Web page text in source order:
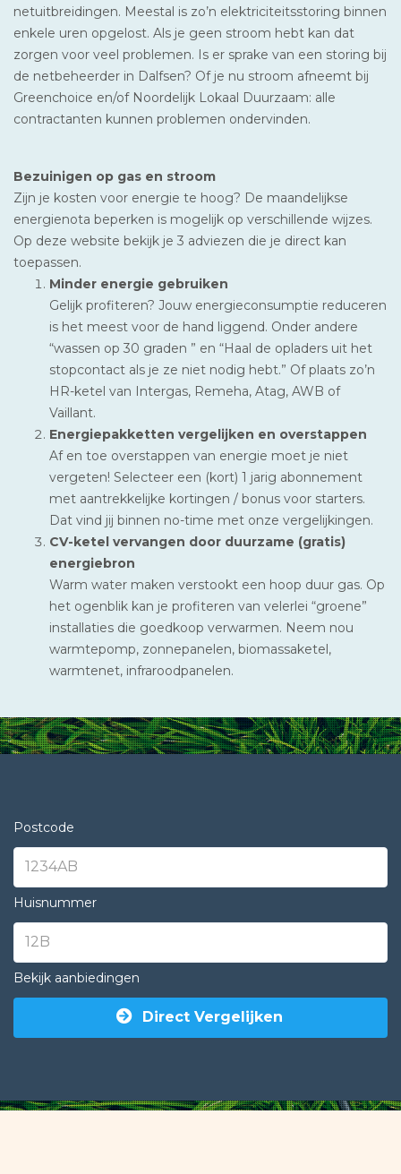
netuitbreidingen. Meestal is zo’n elektriciteitsstoring binnen
enkele uren opgelost. Als je geen stroom hebt kan dat
zorgen voor veel problemen. Is er sprake van een storing bij
de netbeheerder in Dalfsen? Of je nu stroom afneemt bij
Greenchoice en/of Noordelijk Lokaal Duurzaam: alle
contractanten kunnen problemen ondervinden.
Bezuinigen op gas en stroom
Zijn je kosten voor energie te hoog? De maandelijkse
energienota beperken is mogelijk op verschillende wijzes.
Op deze website bekijk je 3 adviezen die je direct kan
toepassen.
Minder energie gebruiken
Gelijk profiteren? Jouw energieconsumptie reduceren
is het meest voor de hand liggend. Onder andere
“wassen op 30 graden ” en “Haal de opladers uit het
stopcontact als je ze niet nodig hebt.” Of plaats zo’n
HR-ketel van Intergas, Remeha, Atag, AWB of
Vaillant.
Energiepakketten vergelijken en overstappen
Af en toe overstappen van energie moet je niet
vergeten! Selecteer een (kort) 1 jarig abonnement
met aantrekkelijke kortingen / bonus voor starters.
Dat vind jij binnen no-time met onze vergelijkingen.
CV-ketel vervangen door duurzame (gratis)
energiebron
Warm water maken verstookt een hoop duur gas. Op
het ogenblik kan je profiteren van velerlei “groene”
installaties die goedkoop verwarmen. Neem nou
warmtepomp, zonnepanelen, biomassaketel,
warmtenet, infraroodpanelen.
Postcode
Huisnummer
Bekijk aanbiedingen
Direct Vergelijken